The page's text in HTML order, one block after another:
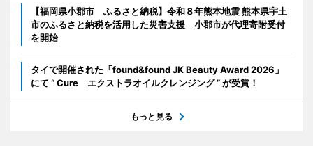
【福岡県小郡市 ふるさと納税】令和８年熊本地震 熊本県宇土
市のふるさと納税を活用した災害支援 小郡市が代理寄附受付
を開始
タイで開催された「found&found JK Beauty Award 2026」
にて “ Cure エクストラオイルクレンジング ” が受賞！
もっと見る